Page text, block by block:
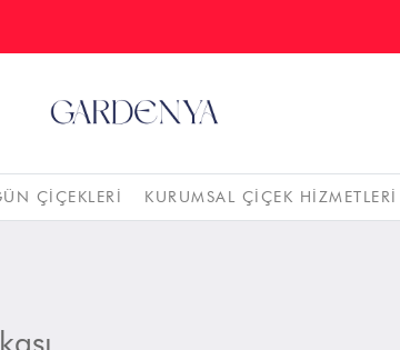
ÇIÇEKLERI KURUMSAL ÇIÇEK HIZMETLERI